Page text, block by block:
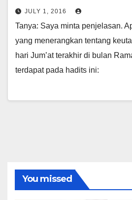
JULY 1, 2016
Tanya: Saya minta penjelasan.
yang menerangkan tentang
hari Jum’at terakhir di bulan
terdapat pada hadits ini:
You missed